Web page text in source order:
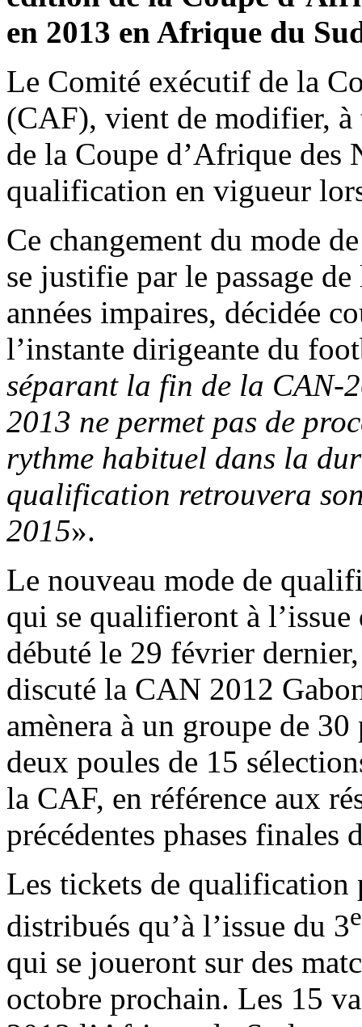
en 2013 en Afrique du
Le Comité exécutif de la
(CAF), vient de modifier, à
de la Coupe d’Afrique des
qualification en vigueur
Ce changement du mode
se justifie par le passage
années impaires, décidée
l’instante dirigeante du
séparant la fin de la CAN-
2013 ne permet pas de
rythme habituel dans la
qualification retrouvera
2015».
Le nouveau mode de
qui se qualifieront à
débuté le 29 février
discuté la CAN 2012
amènera à un groupe de
deux poules de 15
la CAF, en référence aux
précédentes phases
Les tickets de
distribués qu’à l’issue du 3e
qui se joueront sur des
octobre prochain. Les 15